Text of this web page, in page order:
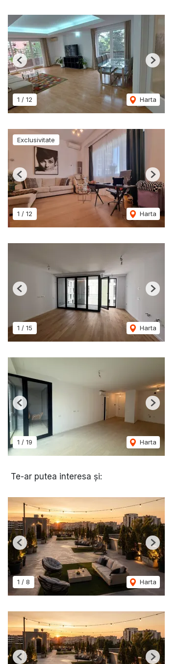
1 / 12 Harta
Previous Next
Exclusivitate
1 / 12 Harta
Previous Next
1 / 15 Harta
Previous Next
1 / 19 Harta
Previous Next
Te-ar putea interesa și:
1 / 8 Harta
Previous Next
Previous Next